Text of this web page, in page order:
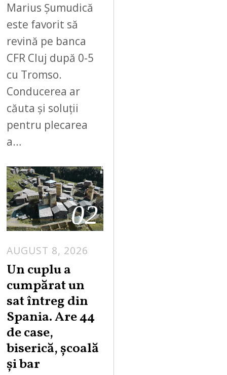
Marius Șumudică
este favorit să
revină pe banca
CFR Cluj după 0-5
cu Tromso.
Conducerea ar
căuta și soluții
pentru plecarea
a…
02
AUGUST 8, 2026
Un cuplu a
cumpărat un
sat întreg din
Spania. Are 44
de case,
biserică, școală
și bar